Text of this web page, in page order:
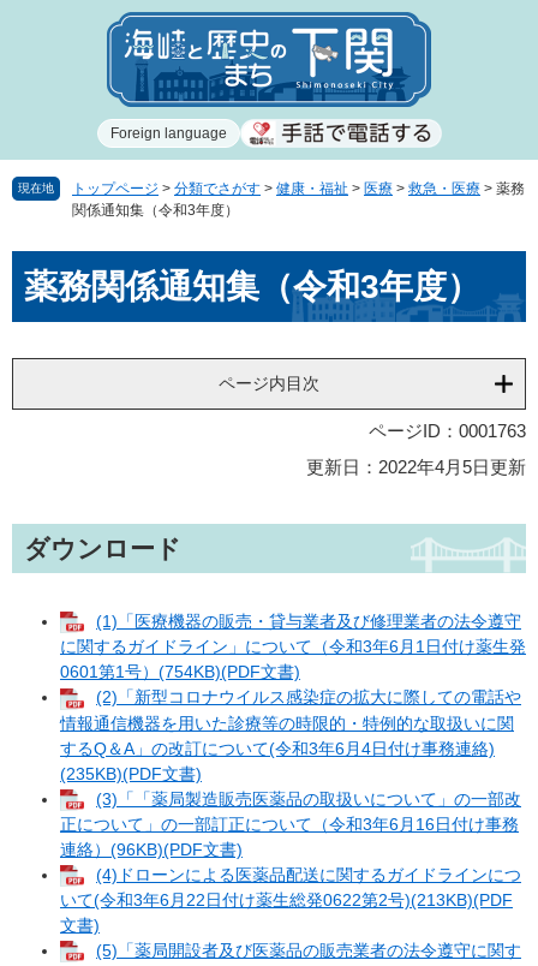
で
ば
Foreign language
現在地 トップページ > 分類でさがす > 健康・福祉 > 医療 > 救急・医療 > 薬務
関係通知集（令和3年度）
文薬務関係通知集（令和3年度）
ページ内目次
ページID：0001763
更新日：2022年4月5日更新
ダウンロード
(1)「医療機器の販売・貸与業者及び修理業者の法令遵守
に関するガイドライン」について（令和3年6月1日付け薬生発
0601第1号）(754KB)(PDF文書)
(2)「新型コロナウイルス感染症の拡大に際しての電話や
情報通信機器を用いた診療等の時限的・特例的な取扱いに関
するQ＆A」の改訂について(令和3年6月4日付け事務連絡)
(235KB)(PDF文書)
(3)「「薬局製造販売医薬品の取扱いについて」の一部改
正について」の一部訂正について（令和3年6月16日付け事務
連絡）(96KB)(PDF文書)
(4)ドローンによる医薬品配送に関するガイドラインにつ
いて(令和3年6月22日付け薬生総発0622第2号)(213KB)(PDF
文書)
(5)「薬局開設者及び医薬品の販売業者の法令遵守に関す